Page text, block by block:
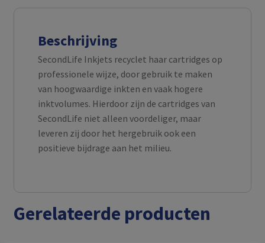
Beschrijving
SecondLife Inkjets recyclet haar cartridges op
professionele wijze, door gebruik te maken
van hoogwaardige inkten en vaak hogere
inktvolumes. Hierdoor zijn de cartridges van
SecondLife niet alleen voordeliger, maar
leveren zij door het hergebruik ook een
positieve bijdrage aan het milieu.
Gerelateerde producten